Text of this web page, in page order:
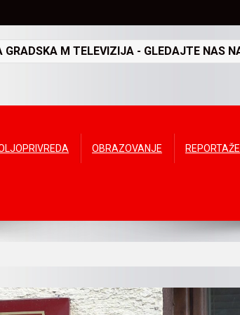
GRADSKA M TELEVIZIJA - GLEDAJTE NAS
OBRAZOVANJE REPORTAŽE